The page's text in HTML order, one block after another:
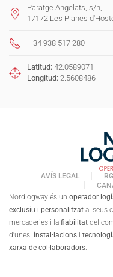
Paratge Angelats, s/n,
17172 Les Planes
+ 34 938 517 280
Latitud: 42.0589071
Longitud: 2.5608486
AVÍS LEGAL
Nordlogway és un operador
exclusiu i personalitzat al seus
mercaderies i la fiabilitat del
d'unes instal·lacions i
xarxa de col·laboradors